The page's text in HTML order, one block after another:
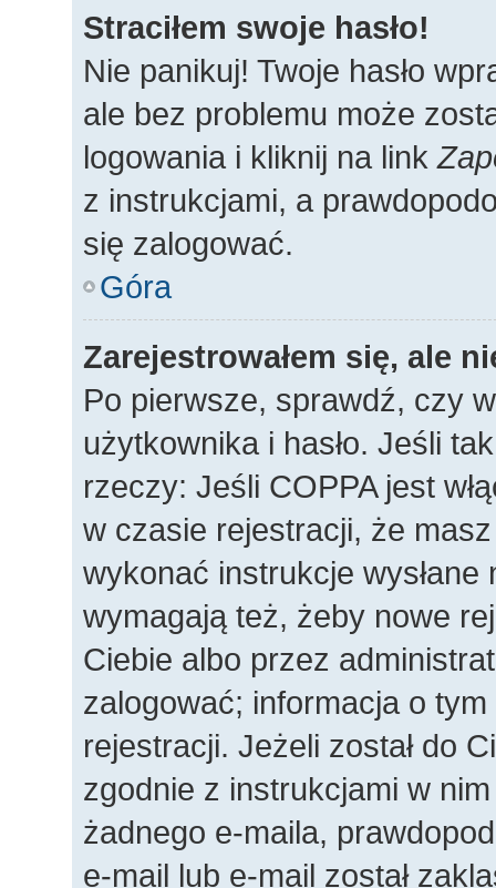
Straciłem swoje hasło!
Nie panikuj! Twoje hasło
ale bez problemu może
logowania i kliknij na link
z instrukcjami, a
się zalogować.
Góra
Zarejestrowałem się, ale
Po pierwsze, sprawdź, czy
użytkownika i hasło. Jeśli
rzeczy: Jeśli COPPA jest
w czasie rejestracji, że
wykonać instrukcje
wymagają też, żeby nowe
Ciebie albo przez
zalogować; informacja o
rejestracji. Jeżeli został do
zgodnie z instrukcjami w
żadnego e-maila,
e-mail lub e-mail został